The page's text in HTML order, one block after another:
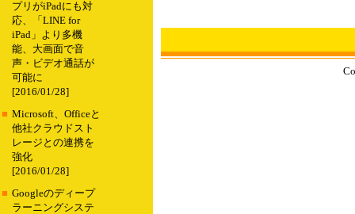
プリがiPadにも対
応、「LINE for
iPad」より多機
能、大画面で音
声・ビデオ通話が
可能に
[2016/01/28]
■ Microsoft、Officeと
他社クラウドスト
レージとの連携を
強化
[2016/01/28]
■ Googleのディープ
ラーニングシステ